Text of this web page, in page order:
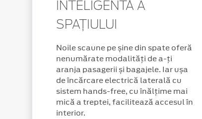
INTELIGENTĂ A
SPAȚIULUI
Noile scaune pe șine din spate oferă
nenumărate modalități de a-ți
aranja pasagerii și bagajele. Iar ușa
de încărcare electrică laterală cu
sistem hands-free, cu înălțime mai
mică a treptei, facilitează accesul în
interior.